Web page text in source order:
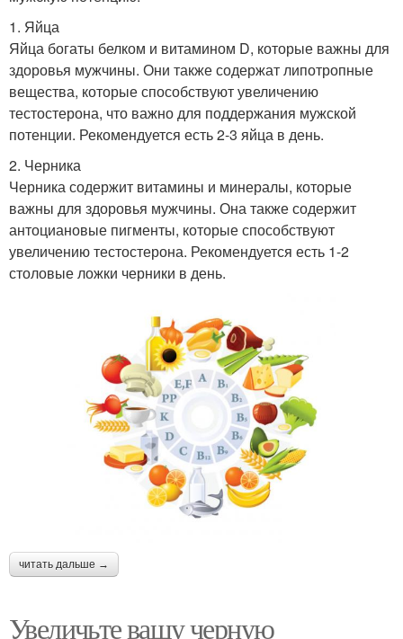
1. Яйца
Яйца богаты белком и витамином D, которые важны для
здоровья мужчины. Они также содержат липотропные
вещества, которые способствуют увеличению
тестостерона, что важно для поддержания мужской
потенции. Рекомендуется есть 2-3 яйца в день.
2. Черника
Черника содержит витамины и минералы, которые
важны для здоровья мужчины. Она также содержит
антоциановые пигменты, которые способствуют
увеличению тестостерона. Рекомендуется есть 1-2
столовые ложки черники в день.
читать дальше →
Увеличьте вашу черную